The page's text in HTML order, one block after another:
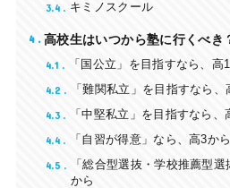
3.4
キミノスクール
4 高校生はいつから塾に行くべき
4.1
「国公立」を目指すなら、高
4.2
「難関私立」を目指すなら、
4.3
「中堅私立」を目指すなら、
4.4
「自習が得意」なら、高3から
4.5
「総合型選抜・学校推薦型
から